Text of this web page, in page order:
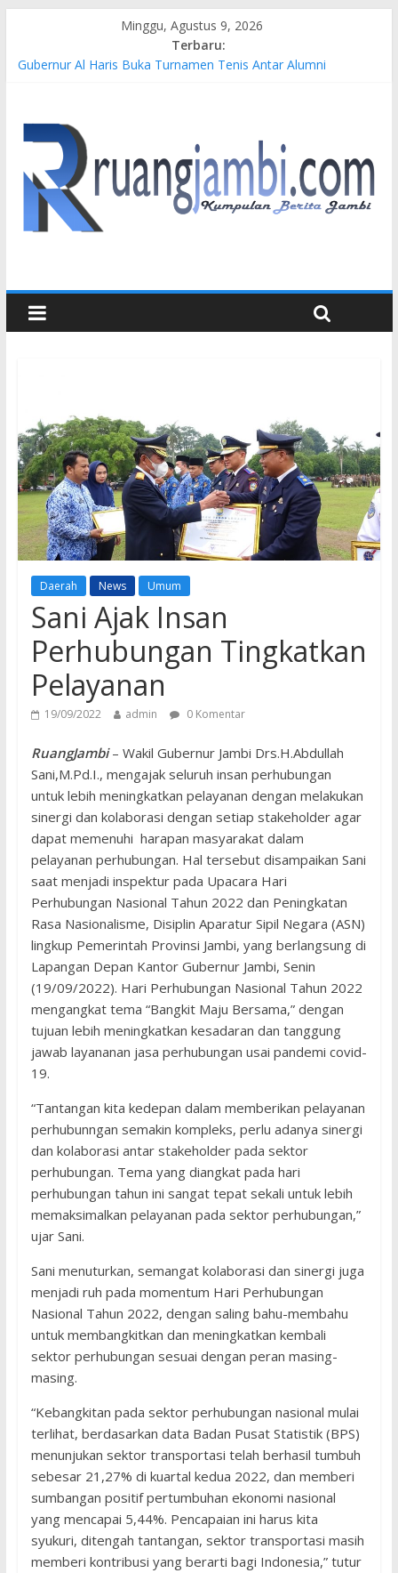
Minggu, Agustus 9, 2026
Terbaru:
Gubernur Al Haris Buka Turnamen Tenis Antar Alumni
Atas Jalur Pipa Migas Demi Keselamatan Bersama
Kasus Brigadir EWS: 4 Anggota Polisi Tersangka Resmi
Didampingi Pengacara Chris Januardi
Hj. Hesti Haris Dorong Lahirnya Wirausaha Muda Melalui
Pelatihan Batik Kontemporer PKW
Siap Dukung Kegiatan Hulu Migas, Kapolda Jambi Kunjungi
Daerah News Umum
Sani Ajak Insan
Perhubungan Tingkatkan
Pelayanan
19/09/2022 admin 0 Komentar
RuangJambi– Wakil Gubernur Jambi Drs.H.Abdullah
Sani,M.Pd.I., mengajak seluruh insan perhubungan
untuk lebih meningkatkan pelayanan dengan melakukan
sinergi dan kolaborasi dengan setiap stakeholder agar
dapat memenuhi harapan masyarakat dalam
pelayanan perhubungan. Hal tersebut disampaikan Sani
saat menjadi inspektur pada Upacara Hari
Perhubungan Nasional Tahun 2022 dan Peningkatan
Rasa Nasionalisme, Disiplin Aparatur Sipil Negara (ASN)
lingkup Pemerintah Provinsi Jambi, yang berlangsung di
Lapangan Depan Kantor Gubernur Jambi, Senin
(19/09/2022). Hari Perhubungan Nasional Tahun 2022
mengangkat tema “Bangkit Maju Bersama,” dengan
tujuan lebih meningkatkan kesadaran dan tanggung
jawab layananan jasa perhubungan usai pandemi covid-
19.
“Tantangan kita kedepan dalam memberikan pelayanan
perhubunngan semakin kompleks, perlu adanya sinergi
dan kolaborasi antar stakeholder pada sektor
perhubungan. Tema yang diangkat pada hari
perhubungan tahun ini sangat tepat sekali untuk lebih
memaksimalkan pelayanan pada sektor perhubungan,”
ujar Sani.
Sani menuturkan, semangat kolaborasi dan sinergi juga
menjadi ruh pada momentum Hari Perhubungan
Nasional Tahun 2022, dengan saling bahu-membahu
untuk membangkitkan dan meningkatkan kembali
sektor perhubungan sesuai dengan peran masing-
masing.
“Kebangkitan pada sektor perhubungan nasional mulai
terlihat, berdasarkan data Badan Pusat Statistik (BPS)
menunjukan sektor transportasi telah berhasil tumbuh
sebesar 21,27% di kuartal kedua 2022, dan memberi
sumbangan positif pertumbuhan ekonomi nasional
yang mencapai 5,44%. Pencapaian ini harus kita
syukuri, ditengah tantangan, sektor transportasi masih
memberi kontribusi yang berarti bagi Indonesia,” tutur